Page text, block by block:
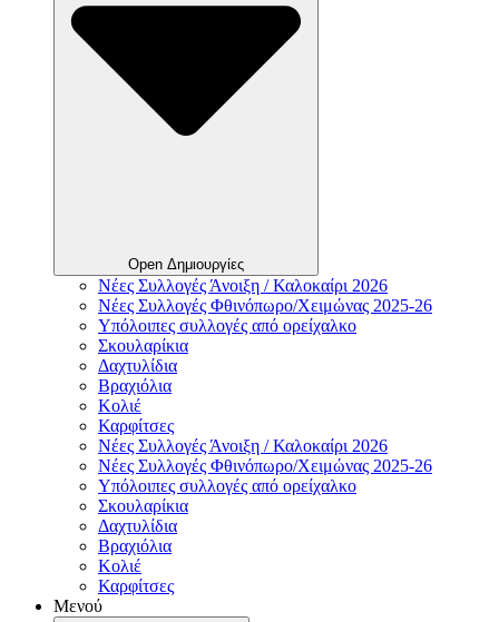
Open Δημιουργίες
Νέες Συλλογές Άνοιξη / Καλοκαίρι 2026
Νέες Συλλογές Φθινόπωρο/Χειμώνας 2025-26
Υπόλοιπες συλλογές από ορείχαλκο
Σκουλαρίκια
Δαχτυλίδια
Βραχιόλια
Κολιέ
Καρφίτσες
Νέες Συλλογές Άνοιξη / Καλοκαίρι 2026
Νέες Συλλογές Φθινόπωρο/Χειμώνας 2025-26
Υπόλοιπες συλλογές από ορείχαλκο
Σκουλαρίκια
Δαχτυλίδια
Βραχιόλια
Κολιέ
Καρφίτσες
Μενού